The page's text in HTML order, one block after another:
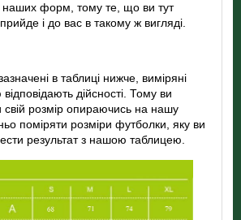
наших форм, тому те, що ви тут
і до вас в такому ж вигляді.
в таблиці нижче, виміряні
відповідають дійсності. Тому ви
свій розмір опираючись на нашу
поміряти розміри футболки, яку ви
результат з нашою таблицею.